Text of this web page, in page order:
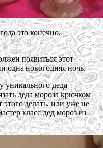
это конечно,
появиться этот
одна новогодняя ночь.
уникального деда
деда мороза крючком
делать, или уже не
класс дед мороз из